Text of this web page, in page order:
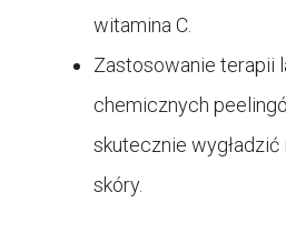
witamina C.
Zastosowanie terapii
chemicznych
skutecznie
skóry.